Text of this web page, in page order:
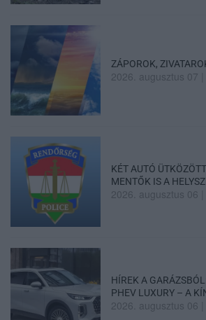
ZÁPOROK,
2026. augusztus 07
KÉT AUTÓ
MENTŐK IS A
2026. augusztus 06
HÍREK A
PHEV LUXURY – A
2026. augusztus 06